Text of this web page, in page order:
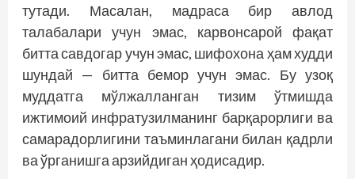
тутади. Масалан, мадраса бир авлод
талабалари учун эмас, карвонсарой фақат
битта савдогар учун эмас, шифохона ҳам худди
шундай — битта бемор учун эмас. Бу узоқ
муддатга мўлжалланган тизим ўтмишда
ижтимоий инфратузилманинг барқарорлиги ва
самарадорлигини таъминлагани билан қадрли
ва ўрганишга арзийдиган ҳодисадир.